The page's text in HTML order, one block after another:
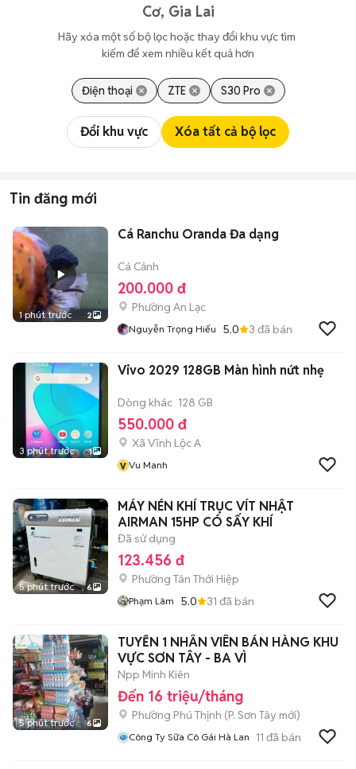
Cơ, Gia Lai
Hãy xóa một số bộ lọc hoặc thay đổi khu vực tìm
kiếm để xem nhiều kết quả hơn
Điện thoại ZTE S30 Pro
Đổi khu vực Xóa tất cả bộ lọc
Tin đăng mới
1 phút trước 2
Cá Ranchu Oranda Đa dạng
Cá Cảnh
200.000 đ
Phường An Lạc
Nguyễn Trọng Hiếu 5.0 3 đã bán
3 phút trước 1
Vivo 2029 128GB Màn hình nứt nhẹ
Dòng khác 128 GB
550.000 đ
Xã Vĩnh Lộc A
v Vu Manh
5 phút trước 6
MÁY NÉN KHÍ TRỤC VÍT NHẬT
AIRMAN 15HP CÓ SẤY KHÍ
Đã sử dụng
123.456 đ
Phường Tân Thới Hiệp
Phạm Lâm 5.0 31 đã bán
5 phút trước 6
TUYỂN 1 NHÂN VIÊN BÁN HÀNG KHU
VỰC SƠN TÂY - BA VÌ
Npp Minh Kiên
Đến 16 triệu/tháng
Phường Phú Thịnh (P. Sơn Tây mới)
Công Ty Sữa Cô Gái Hà Lan 11 đã bán